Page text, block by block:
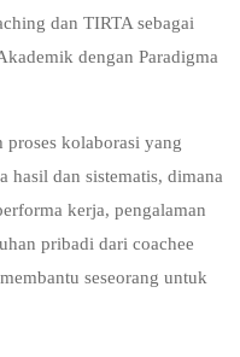
dan TIRTA sebagai
dengan Paradigma
proses kolaborasi yang
hasil dan sistematis, dimana
kerja, pengalaman
pribadi dari coachee
seseorang untuk